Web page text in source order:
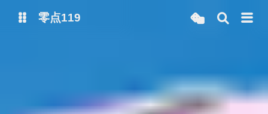
零点119